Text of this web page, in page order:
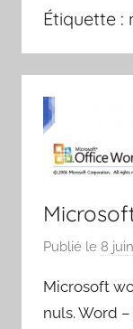
Étiquette :
Publié le 8
Microsoft
nuls. Word